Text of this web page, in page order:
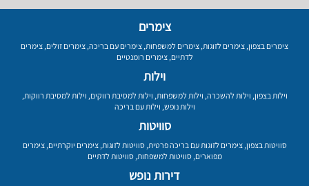
צימרים
צימרים בצפון, צימרים לזוגות, צימרים למשפחות, צימרים עם בריכה, צימרים זולים, צימרים
לדתיים,צימרים רומנטיים
וילות
וילות בצפון, וילות להשכרה, וילות למשפחות, וילות למסיבת רווקים, וילות למסיבת רווקות,
וילות נופש, וילות עם בריכה
סוויטות
סוויטות בצפון,צימרים לזוגות עם בריכה פרטית,סוויטות לזוגות,צימרים יוקרתיים,צימרים
מפוארים,סוויטות למשפחות,סוויטות לדתיים
דירות נופש